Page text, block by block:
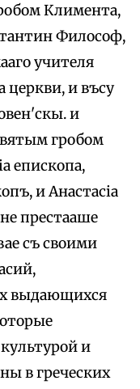
Климента,
Философ,
учителя
церкви, и въсу
и
гробом
епископа,
и Анастасiа
престааше
съ своими
выдающихся
и
в греческих